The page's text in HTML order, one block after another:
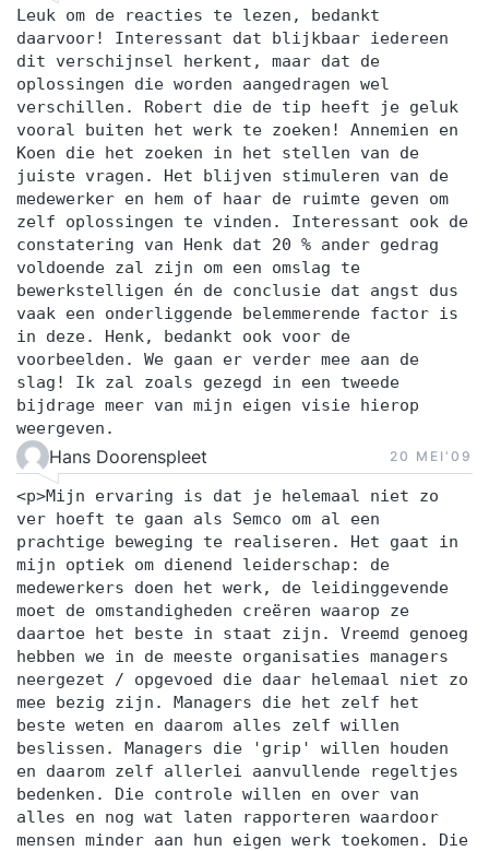
Leuk om de reacties te lezen, bedankt
daarvoor! Interessant dat blijkbaar iedereen
dit verschijnsel herkent, maar dat de
oplossingen die worden aangedragen wel
verschillen. Robert die de tip heeft je geluk
vooral buiten het werk te zoeken! Annemien en
Koen die het zoeken in het stellen van de
juiste vragen. Het blijven stimuleren van de
medewerker en hem of haar de ruimte geven om
zelf oplossingen te vinden. Interessant ook de
constatering van Henk dat 20 % ander gedrag
voldoende zal zijn om een omslag te
bewerkstelligen én de conclusie dat angst dus
vaak een onderliggende belemmerende factor is
in deze. Henk, bedankt ook voor de
voorbeelden. We gaan er verder mee aan de
slag! Ik zal zoals gezegd in een tweede
bijdrage meer van mijn eigen visie hierop
weergeven.
Hans Doorenspleet 20 MEI‘09
<p>Mijn ervaring is dat je helemaal niet zo
ver hoeft te gaan als Semco om al een
prachtige beweging te realiseren. Het gaat in
mijn optiek om dienend leiderschap: de
medewerkers doen het werk, de leidinggevende
moet de omstandigheden creëren waarop ze
daartoe het beste in staat zijn. Vreemd genoeg
hebben we in de meeste organisaties managers
neergezet / opgevoed die daar helemaal niet zo
mee bezig zijn. Managers die het zelf het
beste weten en daarom alles zelf willen
beslissen. Managers die 'grip' willen houden
en daarom zelf allerlei aanvullende regeltjes
bedenken. Die controle willen en over van
alles en nog wat laten rapporteren waardoor
mensen minder aan hun eigen werk toekomen. Die